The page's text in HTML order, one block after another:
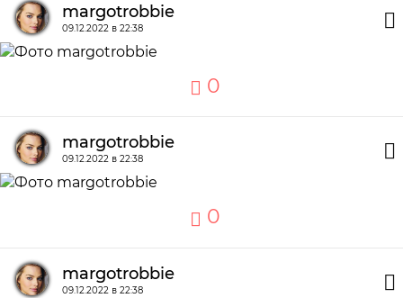
margotrobbie
09.12.2022 в 22:38
0
margotrobbie
09.12.2022 в 22:38
0
margotrobbie
09.12.2022 в 22:38